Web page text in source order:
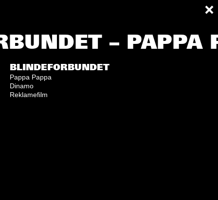
– PAPPA
BLINDEFORBUNDET
Pappa Pappa
Dinamo
Reklamefilm